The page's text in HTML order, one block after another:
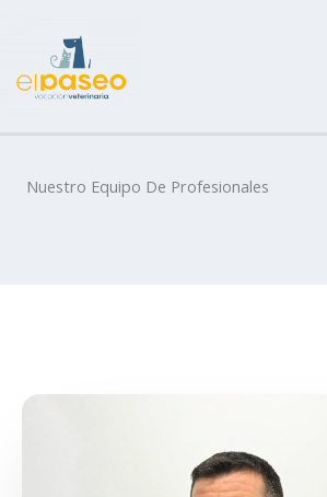
contenido
Nuestro Equipo De Profesionales​